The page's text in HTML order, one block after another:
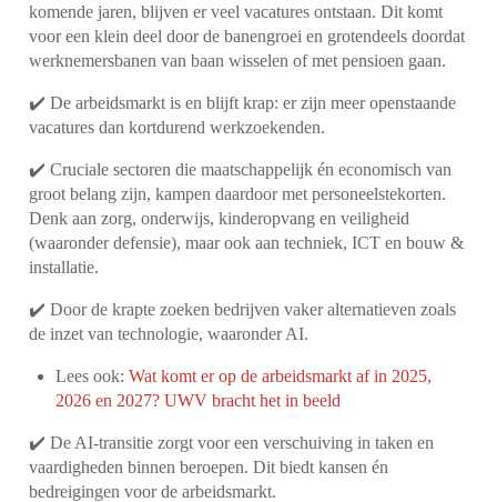
komende jaren, blijven er veel vacatures ontstaan. Dit komt
voor een klein deel door de banengroei en grotendeels doordat
werknemersbanen van baan wisselen of met pensioen gaan.
✔️ De arbeidsmarkt is en blijft krap: er zijn meer openstaande
vacatures dan kortdurend werkzoekenden.
✔️ Cruciale sectoren die maatschappelijk én economisch van
groot belang zijn, kampen daardoor met personeelstekorten.
Denk aanzorg, onderwijs, kinderopvang en veiligheid
(waaronderdefensie), maar ook aantechniek, ICT en bouw &
installatie.
✔️ Door de krapte zoeken bedrijven vaker alternatieven zoals
de inzet van technologie, waaronderAI.
Lees ook:Wat komt er op de arbeidsmarkt af in 2025,
2026 en 2027? UWV bracht het in beeld
✔️ De AI-transitie zorgt voor een verschuiving in taken en
vaardigheden binnen beroepen. Dit biedt kansen én
bedreigingen voor de arbeidsmarkt.